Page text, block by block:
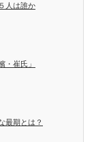
人は誰か
・崔氏」
最期とは？